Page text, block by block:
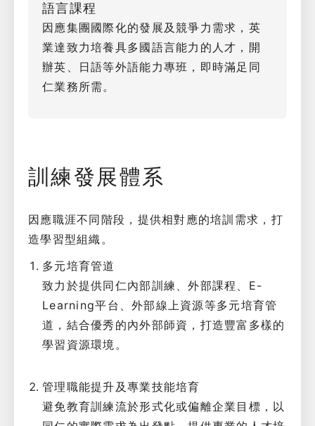
語言課程
因應集團國際化的發展及競爭力需求，英
業達致力培養具多國語言能力的人才，開
辦英、日語等外語能力專班，即時滿足同
仁業務所需。
訓練發展體系
因應職涯不同階段，提供相對應的培訓需求，打
造學習型組織。
多元培育管道
致力於提供同仁內部訓練、外部課程、E-
Learning平台、外部線上資源等多元培育管
道，結合優秀的內外部師資，打造豐富多樣的
學習資源環境。
管理職能提升及專業技能培育
避免教育訓練流於形式化或偏離企業目標，以